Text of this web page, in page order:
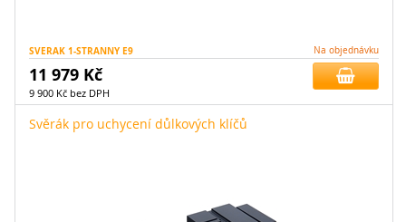
SVERAK 1-STRANNY E9 Na objednávku
11 979 Kč
9 900 Kč bez DPH
Svěrák pro uchycení důlkových klíčů